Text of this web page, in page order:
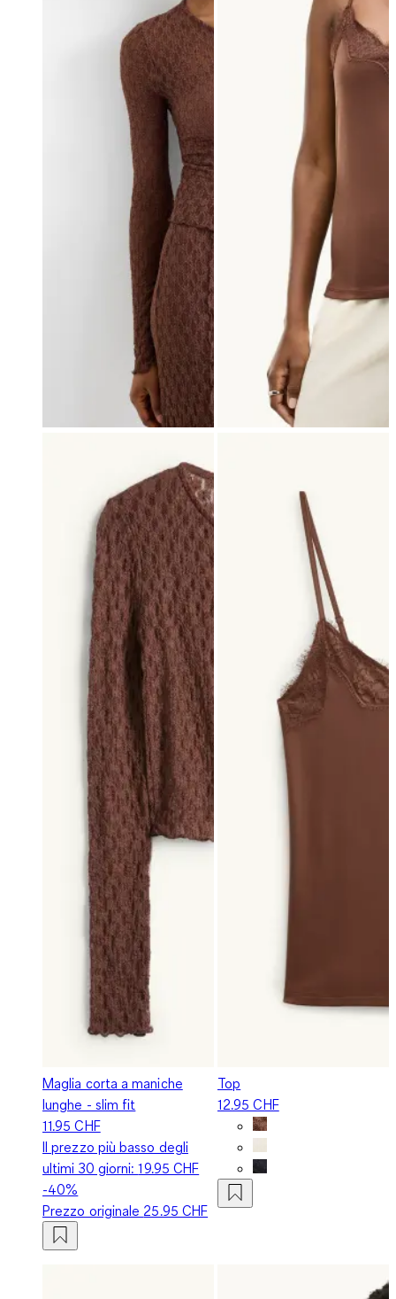
Maglia corta a maniche
lunghe - slim fit
11.95 CHF
Il prezzo più basso degli
ultimi 30 giorni:19.95 CHF
-40%
Prezzo originale 25.95 CHF
Top
12.95 CHF